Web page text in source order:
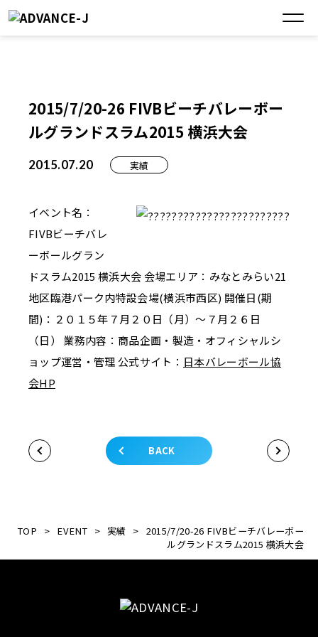
2015/7/20-26 FIVBビーチバレーボー
ルグランドスラム2015 横浜大会
2015.07.20 実績
イベント名：
FIVBビーチバレ
ーボールグラン
ドスラム2015 横浜大会 会場エリア：みなとみらい21
地区臨港パーク内特設会場(横浜市西区) 開催日(期
間)：２０１５年７月２０日（月）～７月２６日
（日） 業務内容：商品企画・製造・オフィシャルシ
ョップ運営・管理 公式サイト： 日本バレーボール協
会HP
BACK
TOP > EVENT > 実績 > 2015/7/20-26 FIVBビーチバレーボー
ルグランドスラム2015 横浜大会